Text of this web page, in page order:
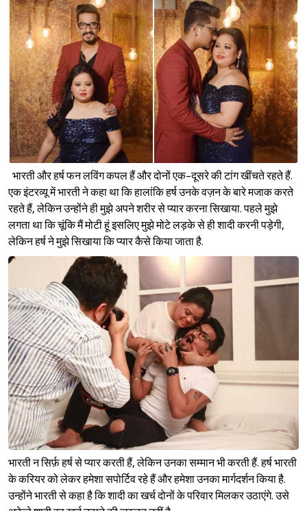
Sign in
भारती और हर्ष फन लविंग कपल हैं और दोनों एक-दूसरे की टांग खींचते रहते हैं.
एक इंटरव्यू में भारती ने कहा था कि हालांकि हर्ष उनके वज़न के बारे मजाक करते
रहते हैं, लेकिन उन्होंने ही मुझे अपने शरीर से प्यार करना सिखाया. पहले मुझे
लगता था कि चूंकि मैं मोटी हूं इसलिए मुझे मोटे लड़के से ही शादी करनी पड़ेगी,
लेकिन हर्ष ने मुझे सिखाया कि प्यार कैसे किया जाता है.
भारती न सिर्फ़ हर्ष से प्यार करती हैं, लेकिन उनका सम्मान भी करती हैं. हर्ष भारती
के करियर को लेकर हमेशा सपोर्टिव रहे हैं और हमेशा उनका मार्गदर्शन किया है.
उन्होंने भारती से कहा है कि शादी का खर्च दोनों के परिवार मिलकर उठाएंगे. उसे